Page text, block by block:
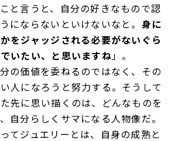
と言うと、自分の好きなもので認
にならないといけないなと。 身に
をジャッジされる必要がないぐら
いたい、と思いますね 」。
の価値を委ねるのではなく、その
人になろうと努力する。そうして
先に思い描くのは、どんなものを
自分らしくサマになる人物像だ。
てジュエリーとは、自身の成熟と